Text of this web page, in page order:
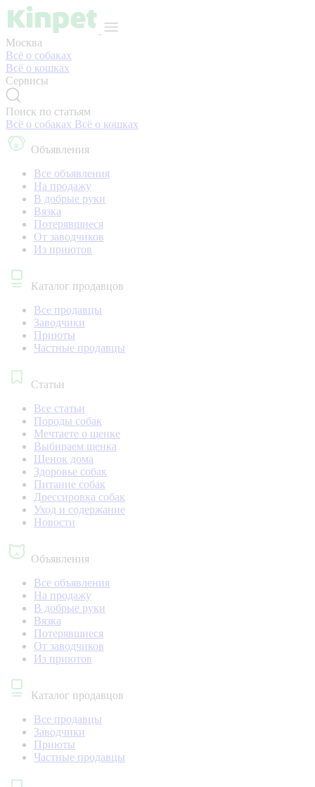
Москва
Всё о собаках
Всё о кошках
Сервисы
Поиск по статьям
Всё о собаках Всё о кошках
Объявления
Все объявления
На продажу
В добрые руки
Вязка
Потерявшиеся
От заводчиков
Из приютов
Каталог продавцов
Все продавцы
Заводчики
Приюты
Частные продавцы
Статьи
Все статьи
Породы собак
Мечтаете о щенке
Выбираем щенка
Щенок дома
Здоровье собак
Питание собак
Дрессировка собак
Уход и содержание
Новости
Объявления
Все объявления
На продажу
В добрые руки
Вязка
Потерявшиеся
От заводчиков
Из приютов
Каталог продавцов
Все продавцы
Заводчики
Приюты
Частные продавцы